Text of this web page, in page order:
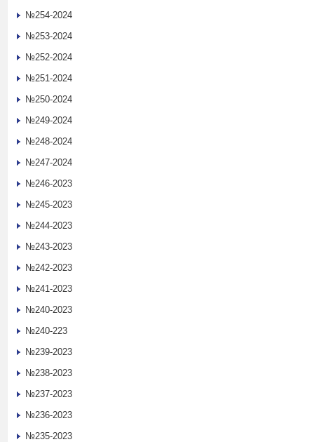
№254-2024
№253-2024
№252-2024
№251-2024
№250-2024
№249-2024
№248-2024
№247-2024
№246-2023
№245-2023
№244-2023
№243-2023
№242-2023
№241-2023
№240-2023
№240-223
№239-2023
№238-2023
№237-2023
№236-2023
№235-2023